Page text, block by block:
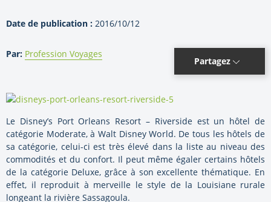
Date de publication : 2016/10/12
Par: Profession Voyages
Partagez
Le Disney’s Port Orleans Resort – Riverside est un hôtel de
catégorie Moderate, à Walt Disney World. De tous les hôtels de
sa catégorie, celui-ci est très élevé dans la liste au niveau des
commodités et du confort. Il peut même égaler certains hôtels
de la catégorie Deluxe, grâce à son excellente thématique. En
effet, il reproduit à merveille le style de la Louisiane rurale
longeant la rivière Sassagoula.